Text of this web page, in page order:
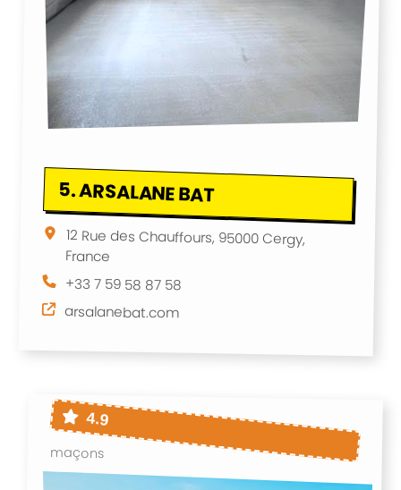
5.ARSALANE BAT
12 Rue des Chauffours, 95000 Cergy,
France
+33 7 59 58 87 58
arsalanebat.com
4.9
maçons